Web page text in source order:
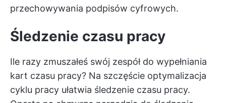
przechowywania podpisów cyfrowych.
Śledzenie czasu pracy
Ile razy zmuszałeś swój zespół do wypełniania
kart czasu pracy? Na szczęście optymalizacja
cyklu pracy ułatwia śledzenie czasu pracy.